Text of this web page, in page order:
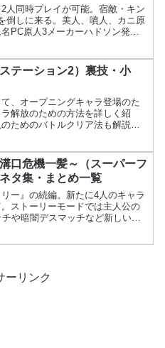
人同時プレイが可能。宿敵・キン
倒しに来る。美人、噴人、カニ原
PC原人3メーカーハドソン発売
テーション2）裏技・小
、オープニングキャラ登場のた
解放のための方法を詳しく紹
ためのバトルクリア法も解説
口危機一髪～（スーパーフ
タ集・まとめ一覧
ー』の続編。新たに4人のキャラ
ストーリーモードでは主人公の
や暗闇デスマッチなど新しいモ
ーリンク